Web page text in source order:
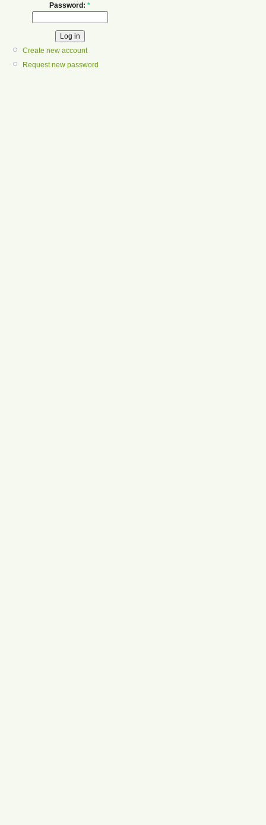
Password: *
Create new account
Request new password